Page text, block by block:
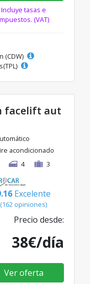
Incluye tasas e
(VAT)
(CDW)
facelift aut
acondicionado
4 3
Excelente
(162 opiniones)
Precio desde:
38€/día
Ver oferta